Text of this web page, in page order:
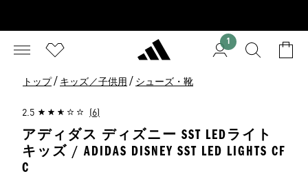
1
トップ / キッズ／子供用 / シューズ・靴
2.5 (6)
アディダス ディズニー SST LEDライト
キッズ / ADIDAS DISNEY SST LED LIGHTS CF
C